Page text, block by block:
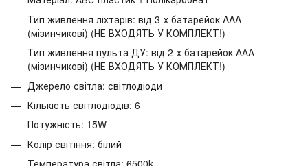
Тип живлення ліхтарів: від 3-х батарейок AAA
(мізинчикові) (НЕ ВХОДЯТЬ У КОМПЛЕКТ!)
Тип живлення пульта ДУ: від 2-х батарейок ААА
(мізинчикові) (НЕ ВХОДЯТЬ У КОМПЛЕКТ!)
Джерело світла: світлодіоди
Кількість світлодіодів: 6
Потужність: 15W
Колір світіння: білий